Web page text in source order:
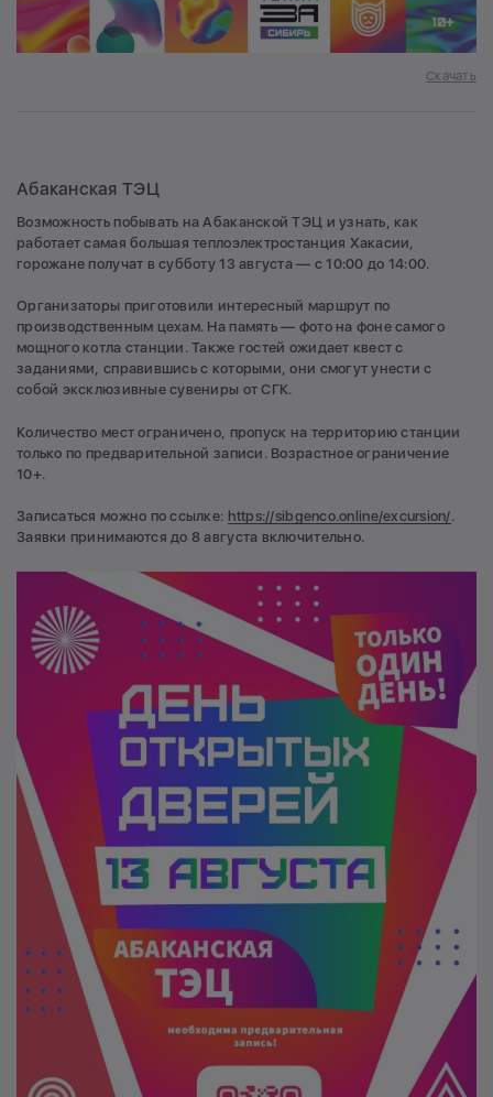
Скачать
Абаканская ТЭЦ
Возможность побывать на Абаканской ТЭЦ и узнать, как
работает самая большая теплоэлектростанция Хакасии,
горожане получат в субботу 13 августа — с 10:00 до 14:00.
Организаторы приготовили интересный маршрут по
производственным цехам. На память — фото на фоне самого
мощного котла станции. Также гостей ожидает квест с
заданиями, справившись с которыми, они смогут унести с
собой эксклюзивные сувениры от СГК.
Количество мест ограничено, пропуск на территорию станции
только по предварительной записи. Возрастное ограничение
10+.
Записаться можно по ссылке: https://sibgenco.online/excursion/.
Заявки принимаются до 8 августа включительно.